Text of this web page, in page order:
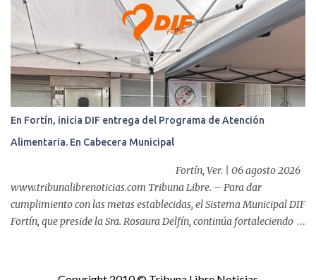
cuidado de la salud. Bajo el lema "Distrito 16, donde nacen las
mejores sonrisas", la campaña beneficiará a habitantes de
Ixtaczoquitlán, Fortín, Córdoba, Amatlán de los Reyes, Cuitláhuac
y Yanga, informó el legislador a través de un mensaje difundido en
sus redes sociales. Durante el anuncio, realizado desde la clínica
Vision Center junto al doctor Víctor Ló...
En Fortín, inicia DIF entrega del Programa de Atención
Alimentaria. En Cabecera Municipal
Fortín, Ver. | 06 agosto 2026
www.tribunalibrenoticias.com Tribuna Libre. – Para dar
cumplimiento con las metas establecidas, el Sistema Municipal DIF
Fortín, que preside la Sra. Rosaura Delfín, continúa fortaleciendo